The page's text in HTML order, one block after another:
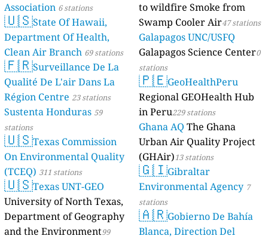
to wildfire Smoke from
Swamp Cooler Air47 stations
Galapagos UNC/USFQ
Galapagos Science Center0
stations
🇵🇪GeoHealthPeru
Regional GEOHealth Hub
in Peru229 stations
Ghana AQThe Ghana
Urban Air Quality Project
(GHAir)13 stations
🇬🇮Gibraltar
Environmental Agency 7
stations
🇦🇷Gobierno De Bahía
Blanca, Direction Del
Association 6 stations
🇺🇸State Of Hawaii,
Department Of Health,
Clean Air Branch 69 stations
🇫🇷Surveillance De La
Qualité De L'air Dans La
Région Centre 23 stations
Sustenta Honduras 59
stations
🇺🇸Texas Commission
On Environmental Quality
(TCEQ) 311 stations
🇺🇸Texas UNT-GEO
University of North Texas,
Department of Geography
and the Environment99